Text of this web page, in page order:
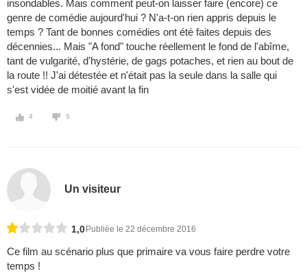
insondables. Mais comment peut-on laisser faire (encore) ce
genre de comédie aujourd'hui ? N'a-t-on rien appris depuis le
temps ? Tant de bonnes comédies ont été faites depuis des
décennies... Mais "A fond" touche réellement le fond de l'abîme,
tant de vulgarité, d'hystérie, de gags potaches, et rien au bout de
la route !! J'ai détestée et n'était pas la seule dans la salle qui
s'est vidée de moitié avant la fin
4 5
Un visiteur
1,0 Publiée le 22 décembre 2016
Ce film au scénario plus que primaire va vous faire perdre votre
temps !